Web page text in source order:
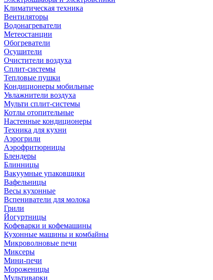
Климатическая техника
Вентиляторы
Водонагреватели
Метеостанции
Обогреватели
Осушители
Очистители воздуха
Сплит-системы
Тепловые пушки
Кондиционеры мобильные
Увлажнители воздуха
Мульти сплит-системы
Котлы отопительные
Настенные кондиционеры
Техника для кухни
Аэрогрили
Аэрофритюрницы
Блендеры
Блинницы
Вакуумные упаковщики
Вафельницы
Весы кухонные
Вспениватели для молока
Грили
Йогуртницы
Кофеварки и кофемашины
Кухонные машины и комбайны
Микроволновые печи
Миксеры
Мини-печи
Мороженицы
Мультиварки